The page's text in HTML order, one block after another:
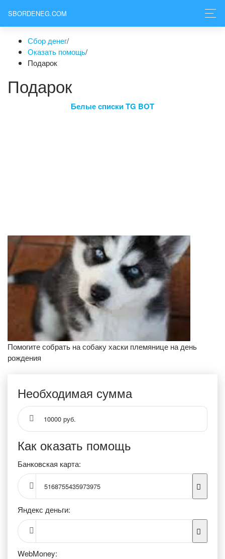
SBORDENEG.COM
Сбор денег/
Оказать помощь/
Подарок
Подарок
Белые списки TG BOT
Помогите собрать на собаку хаски племянице на день
рождения
Необходимая сумма
10000 руб.
Как оказать помощь
Банковская карта:
5168755435973975
Яндекс деньги:
WebMoney: